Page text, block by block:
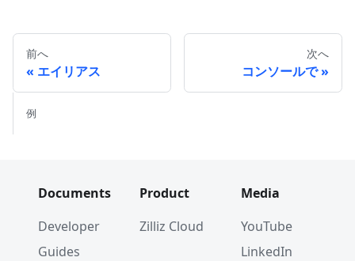
前へ
エイリアス
次へ
コンソールで
例
Documents
Developer
Guides
Product
Zilliz Cloud
Media
YouTube
LinkedIn